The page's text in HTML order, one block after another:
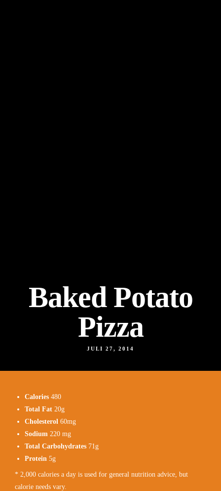
Baked Potato
Pizza
JULI 27, 2014
Calories 480
Total Fat 20g
Cholesterol 60mg
Sodium 220 mg
Total Carbohydrates 71g
Protein 5g
* 2,000 calories a day is used for general nutrition advice, but
calorie needs vary.